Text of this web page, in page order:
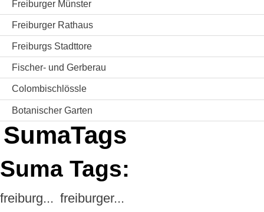
Freiburger Münster
Freiburger Rathaus
Freiburgs Stadttore
Fischer- und Gerberau
Colombischlössle
Botanischer Garten
SumaTags
Suma Tags:
freiburg... freiburger...